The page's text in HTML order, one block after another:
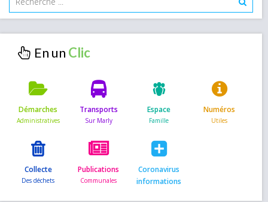
En un
Démarches Transports Espace Numéros
Collecte Publications
Coronavirus
informations